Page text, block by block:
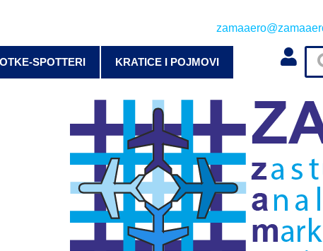
SPOTTERI KRATICE I POJMOVI